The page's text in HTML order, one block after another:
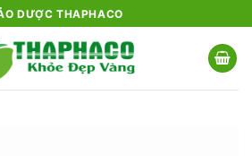
DƯỢC THAPHACO